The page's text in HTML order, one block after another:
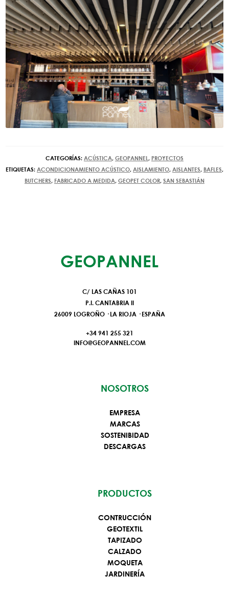
CATEGORÍAS: ACÚSTICA, GEOPANNEL , PROYECTOS
ETIQUETAS: ACONDICIONAMIENTO ACÚSTICO, AISLAMIENTO, AISLANTES, BAFLES,
BUTCHERS, FABRICADO A MEDIDA, GEOPET COLOR, SAN SEBASTIÁN
GEOPANNEL
C/ LAS CAÑAS 101
P.I. CANTABRIA II
26009 LOGROÑO · LA RIOJA · ESPAÑA
+34 941 255 321
INFO@GEOPANNEL.COM
NOSOTROS
EMPRESA
MARCAS
SOSTENIBIDAD
DESCARGAS
PRODUCTOS
CONTRUCCIÓN
GEOTEXTIL
TAPIZADO
CALZADO
MOQUETA
JARDINERÍA